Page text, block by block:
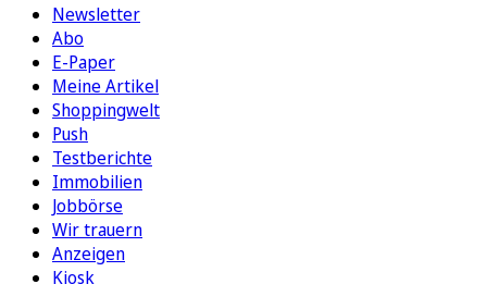
Newsletter
Abo
E-Paper
Meine Artikel
Shoppingwelt
Push
Testberichte
Immobilien
Jobbörse
Wir trauern
Anzeigen
Kiosk